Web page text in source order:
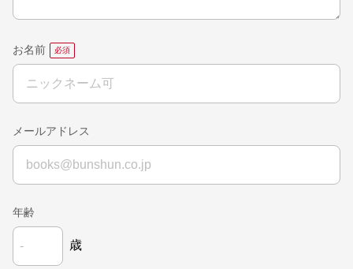
お名前
メールアドレス
年齢
歳